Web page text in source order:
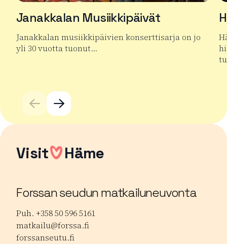
Janakkalan Musiikkipäivät
Janakkalan musiikkipäivien konserttisarja on jo
yli 30 vuotta tuonut…
Visit Häme
Forssan seudun matkailuneuvonta
Puh. +358 50 596 5161
matkailu@forssa.fi
forssanseutu.fi